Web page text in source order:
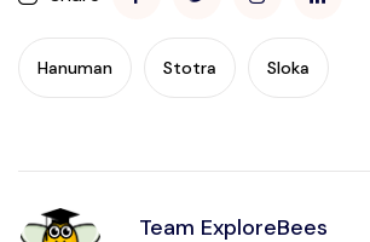
Hanuman Stotra Sloka
Team ExploreBees